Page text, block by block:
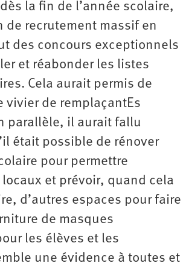
la fin de l’année scolaire,
de recrutement massif en
des concours exceptionnels
et réabonder les listes
Cela aurait permis de
vivier de remplaçantEs
parallèle, il aurait fallu
était possible de rénover
pour permettre
locaux et prévoir, quand cela
d’autres espaces pour faire
de masques
les élèves et les
une évidence à toutes et